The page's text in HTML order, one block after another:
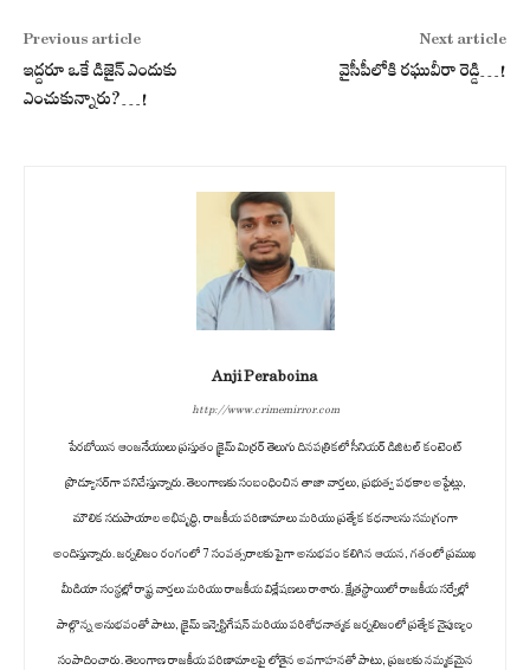
Previous article
ఇద్దరూ ఒకే డిజైన్ ఎందుకు
ఎంచుకున్నారు?…!
Next article
వైసీపీలోకి రఘువీరా రెడ్డి…!
Anji Peraboina
http://www.crimemirror.com
పేరబోయిన ఆంజనేయులు ప్రస్తుతం క్రైమ్ మిర్రర్ తెలుగు దినపత్రికలో సీనియర్ డిజిటల్ కంటెంట్
ప్రొడ్యూసర్‌గా పనిచేస్తున్నారు. తెలంగాణకు సంబంధించిన తాజా వార్తలు, ప్రభుత్వ పథకాల అప్డేట్లు,
మౌలిక సదుపాయాల అభివృద్ధి, రాజకీయ పరిణామాలు మరియు ప్రత్యేక కథనాలను సమగ్రంగా
అందిస్తున్నారు. జర్నలిజం రంగంలో 7 సంవత్సరాలకు పైగా అనుభవం కలిగిన ఆయన, గతంలో ప్రముఖ
మీడియా సంస్థల్లో రాష్ట్ర వార్తలు మరియు రాజకీయ విశ్లేషణలు రాశారు. క్షేత్రస్థాయిలో రాజకీయ సర్వేల్లో
పాల్గొన్న అనుభవంతో పాటు, క్రైమ్ ఇన్వెస్టిగేషన్ మరియు పరిశోధనాత్మక జర్నలిజంలో ప్రత్యేక నైపుణ్యం
సంపాదించారు. తెలంగాణ రాజకీయ పరిణామాలపై లోతైన అవగాహనతో పాటు, ప్రజలకు నమ్మకమైన